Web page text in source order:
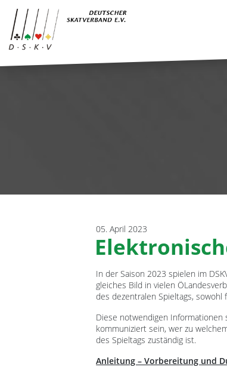
05. April 2023
In der Saison 2023 spielen im
gleiches Bild in vielen
des dezentralen Spieltags,
Diese notwendigen
kommuniziert sein, wer zu
des Spieltags zuständig ist.
Anleitung – Vorbereitung und